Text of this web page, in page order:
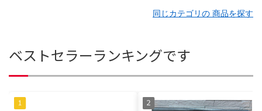
同じカテゴリの 商品を探す
ベストセラーランキングです